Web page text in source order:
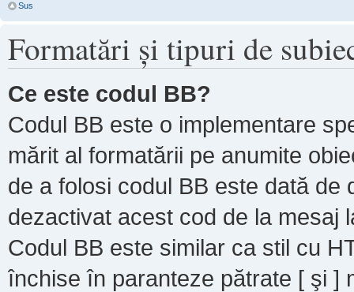
Sus
Formatări şi tipuri de
Ce este codul BB?
Codul BB este o implementare
mărit al formatării pe anumite
de a folosi codul BB este dată de
dezactivat acest cod de la mesaj
Codul BB este similar ca stil cu
închise în paranteze pătrate [ şi ]